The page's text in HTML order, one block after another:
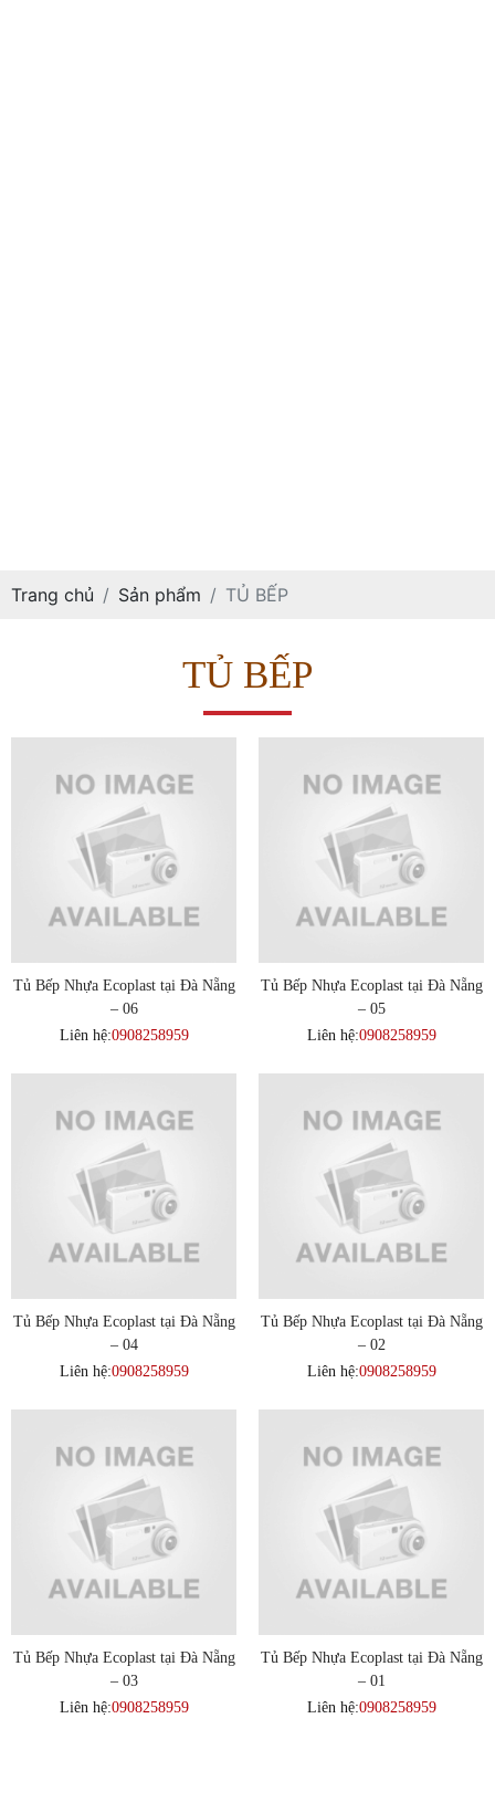
Trang chủ Sản phẩm TỦ BẾP
TỦ BẾP
Tủ Bếp Nhựa Ecoplast tại Đà Nẵng
– 06
Liên hệ:0908258959
Tủ Bếp Nhựa Ecoplast tại Đà Nẵng
– 05
Liên hệ:0908258959
Tủ Bếp Nhựa Ecoplast tại Đà Nẵng
– 04
Liên hệ:0908258959
Tủ Bếp Nhựa Ecoplast tại Đà Nẵng
– 02
Liên hệ:0908258959
Tủ Bếp Nhựa Ecoplast tại Đà Nẵng
– 03
Liên hệ:0908258959
Tủ Bếp Nhựa Ecoplast tại Đà Nẵng
– 01
Liên hệ:0908258959